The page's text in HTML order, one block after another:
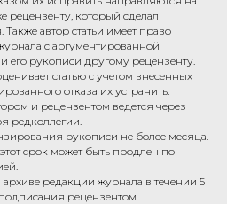
рецензенту, который сделал
автор статьи имеет право
с аргументированной
его рукописи другому рецензенту.
статью с учетом внесенных
отказа их устранить.
и рецензентом ведется через
редколлегии.
рукописи не более месяца.
срок может быть продлен по
архиве редакции журнала в течении 5
рецензентом.